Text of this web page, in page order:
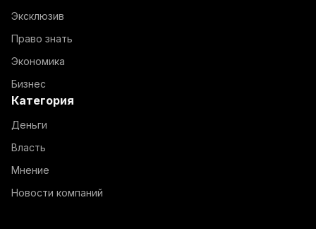
Эксклюзив
Право знать
Экономика
Бизнес
Категория
Деньги
Власть
Мнение
Новости компаний